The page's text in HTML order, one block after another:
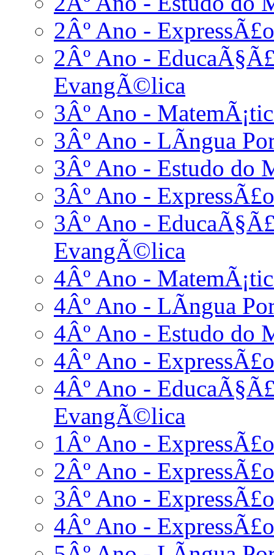
2Âº Ano -
2Âº Ano -
EvangÃ©lica
3Âº Ano -
3Âº Ano - LÃ­ngua
3Âº Ano - Estudo do
3Âº Ano -
3Âº Ano -
EvangÃ©lica
4Âº Ano -
4Âº Ano - LÃ­ngua
4Âº Ano - Estudo do
4Âº Ano -
4Âº Ano -
EvangÃ©lica
1Âº Ano -
2Âº Ano -
3Âº Ano -
4Âº Ano -